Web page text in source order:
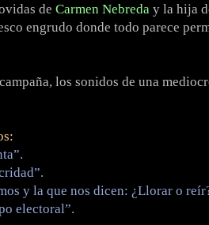
de Carmen Nebreda y la hija
engrudo donde todo parece
los sonidos de una
y la que nos dicen: ¿Llorar o
electoral”.